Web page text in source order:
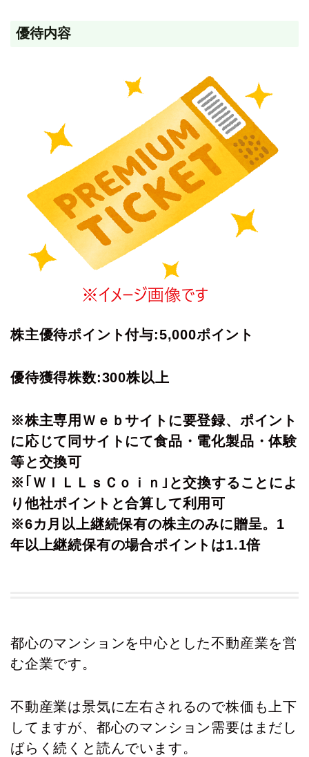
優待内容
株主優待ポイント付与:5,000ポイント
優待獲得株数:300株以上
※株主専用Ｗｅｂサイトに要登録、ポイント
に応じて同サイトにて食品・電化製品・体験
等と交換可
※｢ＷＩＬＬｓＣｏｉｎ｣と交換することによ
り他社ポイントと合算して利用可
※6カ月以上継続保有の株主のみに贈呈。1
年以上継続保有の場合ポイントは1.1倍
都心のマンションを中心とした不動産業を営
む企業です。
不動産業は景気に左右されるので株価も上下
してますが、都心のマンション需要はまだし
ばらく続くと読んでいます。